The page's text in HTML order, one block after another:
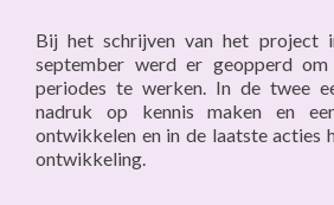
Bij het schrijven van het project
september werd er geopperd
periodes te werken. In de twee
nadruk op kennis maken en
ontwikkelen en in de laatste acties
ontwikkeling.